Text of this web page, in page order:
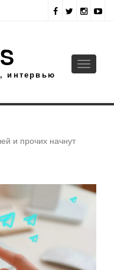
интервью
Toggle
и прочих начнут